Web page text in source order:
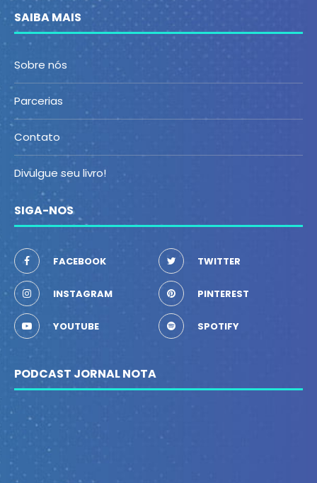
SAIBA MAIS
Sobre nós
Parcerias
Contato
Divulgue seu livro!
SIGA-NOS
FACEBOOK TWITTER
INSTAGRAM PINTEREST
YOUTUBE SPOTIFY
PODCAST JORNAL NOTA